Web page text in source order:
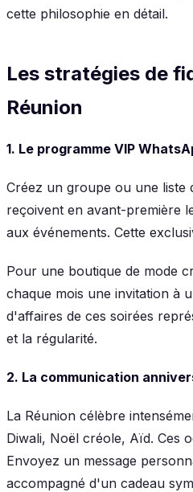
cette philosophie en détail.
Les stratégies de
Réunion
1. Le programme VIP
Créez un groupe ou une
reçoivent en avant-première
aux événements. Cette
Pour une boutique de mode
chaque mois une invitation à
d'affaires de ces soirées
et la régularité.
2. La communication
La Réunion célèbre
Diwali, Noël créole, Aïd. Ces
Envoyez un message
accompagné d'un cadeau